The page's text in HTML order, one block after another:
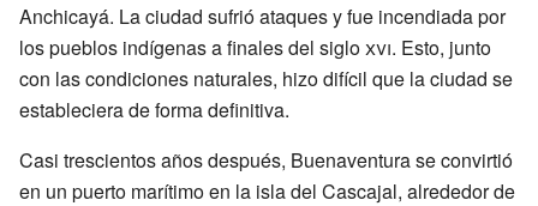
Anchicayá. La ciudad sufrió ataques y fue incendiada por
los pueblos indígenas a finales del sigloxvi. Esto, junto
con las condiciones naturales, hizo difícil que la ciudad se
estableciera de forma definitiva.
Casi trescientos años después, Buenaventura se convirtió
en un puerto marítimo en la isla del Cascajal, alrededor de